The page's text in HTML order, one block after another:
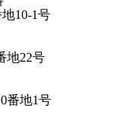
10-1号
地22号
番地1号